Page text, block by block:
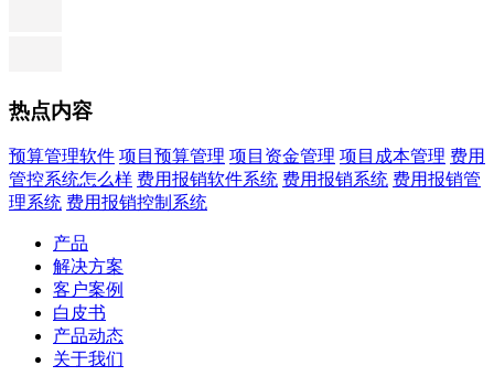
热点内容
预算管理软件 项目预算管理 项目资金管理 项目成本管理 费用
管控系统怎么样 费用报销软件系统 费用报销系统 费用报销管
理系统 费用报销控制系统
产品
解决方案
客户案例
白皮书
产品动态
关于我们